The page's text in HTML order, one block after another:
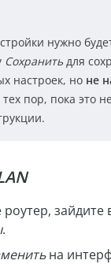
нужно
Сохранить для
настроек, но не
тех пор, пока это
зайдите
.
на